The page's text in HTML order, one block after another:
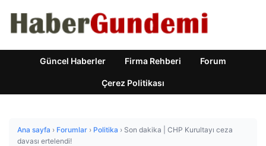
Güncel Haberler Firma Rehberi Forum
Çerez Politikası
Ana sayfa › Forumlar › Politika › Son dakika | CHP Kurultayı ceza
davası ertelendi!